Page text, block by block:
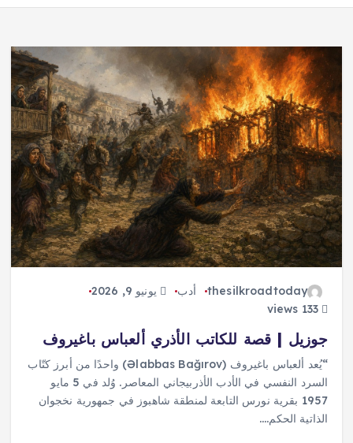
ت
thesilkroadtoday أدب
يونيو 9, 2026
جوزيل | قصة للكاتب الأذري ألعباس باغيروف
“يُعد ألعباس باغيروف (Əlabbas Bağırov) واحدًا من أبرز كتّاب
السرد النفسي في الأدب الأذربيجاني المعاصر. وُلد في 5 مايو
1957 بقرية نورس التابعة لمنطقة شاهبوز في جمهورية نخجوان
الذاتية الحكم.…